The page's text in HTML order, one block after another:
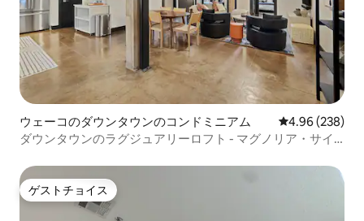
ウェーコのダウンタウンのコンドミニアム レビュー238
4.96 (238)
ダウンタウンのラグジュアリーロフト - マグノリア・サイ
ゲストチョイス
ゲストチョイス